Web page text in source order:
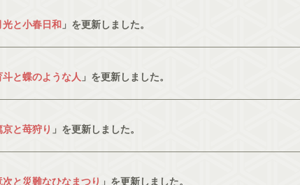
光と小春日和 」を更新しました。
斗と蝶のような人 」を更新しました。
と苺狩り 」を更新しました。
次と災難なひなまつり 」を更新しました。